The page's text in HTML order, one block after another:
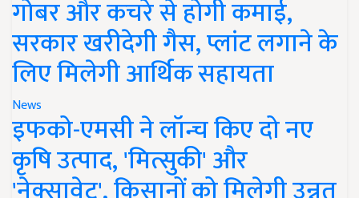
गोबर और कचरे से होगी कमाई,
सरकार खरीदेगी गैस, प्लांट लगाने के
लिए मिलेगी आर्थिक सहायता
News
इफको-एमसी ने लॉन्च किए दो नए
कृषि उत्पाद, 'मित्सुकी' और